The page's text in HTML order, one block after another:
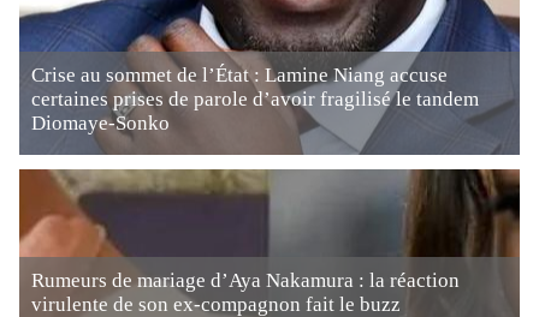
Crise au sommet de l’État : Lamine Niang accuse
certaines prises de parole d’avoir fragilisé le tandem
Diomaye-Sonko
Rumeurs de mariage d’Aya Nakamura : la réaction
virulente de son ex-compagnon fait le buzz